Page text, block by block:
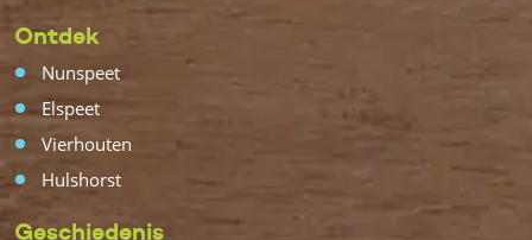
Ontdek
Nunspeet
Elspeet
Vierhouten
Hulshorst
Geschiedenis